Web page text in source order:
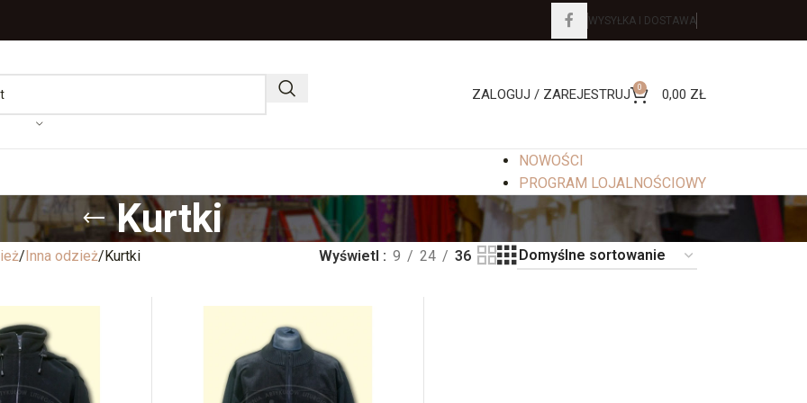
WYSYŁKA I DOSTAWA
ZALOGUJ / ZAREJESTRUJ 0 0,00 ZŁ
NOWOŚCI
PROGRAM LOJALNOŚCIOWY
Kurtki
Inna odzież Kurtki Wyświetl 9 24 36